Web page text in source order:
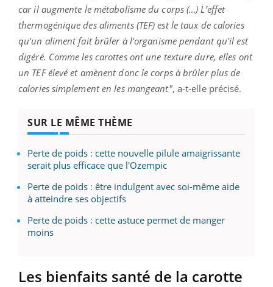
car il augmente le métabolisme du corps (…) L’effet
thermogénique des aliments (TEF) est le taux de calories
qu'un aliment fait brûler à l'organisme pendant qu'il est
digéré. Comme les carottes ont une texture dure, elles ont
un TEF élevé et amènent donc le corps à brûler plus de
calories simplement en les mangeant", a-t-elle précisé.
SUR LE MÊME THÈME
Perte de poids : cette nouvelle pilule amaigrissante
serait plus efficace que l'Ozempic
Perte de poids : être indulgent avec soi-même aide
à atteindre ses objectifs
Perte de poids : cette astuce permet de manger
moins
Les bienfaits santé de la carotte